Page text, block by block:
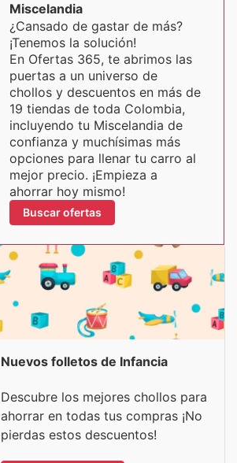
Miscelandia
¿Cansado de gastar de más?
¡Tenemos la solución!
En Ofertas 365, te abrimos las
puertas a un universo de
chollos y descuentos en más de
19 tiendas de toda Colombia,
incluyendo tu Miscelandia de
confianza y muchísimas más
opciones para llenar tu carro al
mejor precio. ¡Empieza a
ahorrar hoy mismo!
Buscar ofertas
Nuevos folletos de Infancia
Descubre los mejores chollos para
ahorrar en todas tus compras ¡No
pierdas estos descuentos!